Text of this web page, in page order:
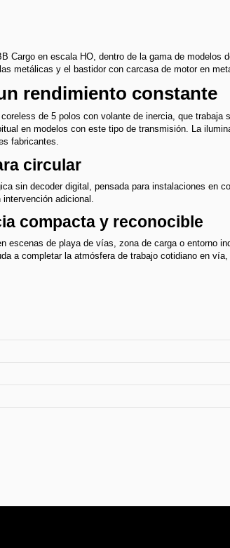
Cargo en escala HO, dentro de la gama de
metálicas y el bastidor con carcasa de motor en
rendimiento constante
de 5 polos con volante de inercia, que
en modelos con este tipo de transmisión. La
fabricantes.
circular
sin decoder digital, pensada para instalaciones en
adicional.
compacta y reconocible
escenas de playa de vías, zona de carga o
a completar la atmósfera de trabajo cotidiano en